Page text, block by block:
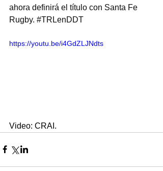
ahora definirá el título con Santa Fe
Rugby. #TRLenDDT
https://youtu.be/i4GdZLJNdts
Video: CRAI.